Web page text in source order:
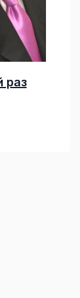
раз